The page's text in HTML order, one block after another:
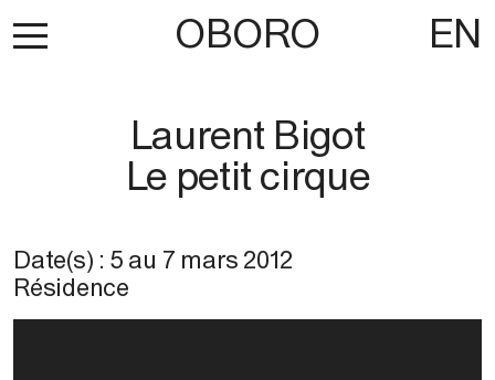
OBORO EN
Laurent Bigot
Le petit cirque
Date(s) : 5 au 7 mars 2012
Résidence